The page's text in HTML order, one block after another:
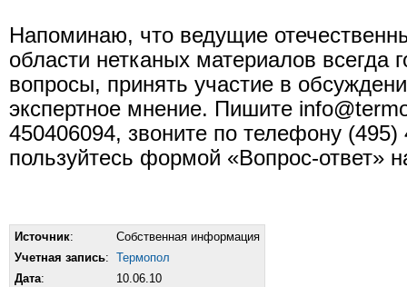
Напоминаю, что ведущие
области нетканых материалов всегда
вопросы, принять участие в
экспертное мнение. Пишите
450406094, звоните по телефону (495)
пользуйтесь формой «Вопрос-ответ»
Источник:
Собственная информация
Учетная запись: Термопол
Дата: 10.06.10